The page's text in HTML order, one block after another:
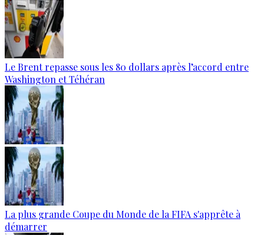
Le Brent repasse sous les 80 dollars après l’accord entre
Washington et Téhéran
La plus grande Coupe du Monde de la FIFA s'apprête à
démarrer